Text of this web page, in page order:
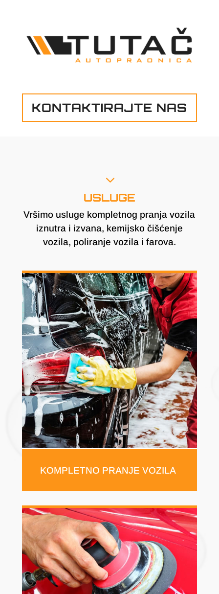
KONTAKTIRAJTE NAS
3
USLUGE
Vršimo usluge kompletnog pranja vozila
iznutra i izvana, kemijsko čišćenje
vozila, poliranje vozila i farova.
KOMPLETNO PRANJE VOZILA